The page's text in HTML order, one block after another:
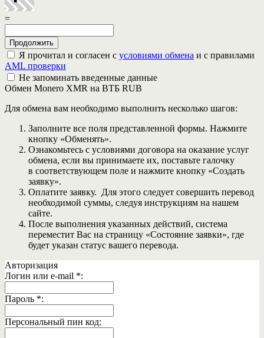
=
Я прочитал и согласен с условиями обмена и с правилами
AML проверки
Не запоминать введенные данные
Обмен Monero XMR на ВТБ RUB
Для обмена вам необходимо выполнить несколько шагов:
Заполните все поля представленной формы. Нажмите
кнопку «Обменять».
Ознакомьтесь с условиями договора на оказание услуг
обмена, если вы принимаете их, поставьте галочку
в соответствующем поле и нажмите кнопку «Создать
заявку».
Оплатите заявку. Для этого следует совершить перевод
необходимой суммы, следуя инструкциям на нашем
сайте.
После выполнения указанных действий, система
переместит Вас на страницу «Состояние заявки», где
будет указан статус вашего перевода.
Авторизация
Логин или e-mail *:
Пароль *:
Персональный пин код: